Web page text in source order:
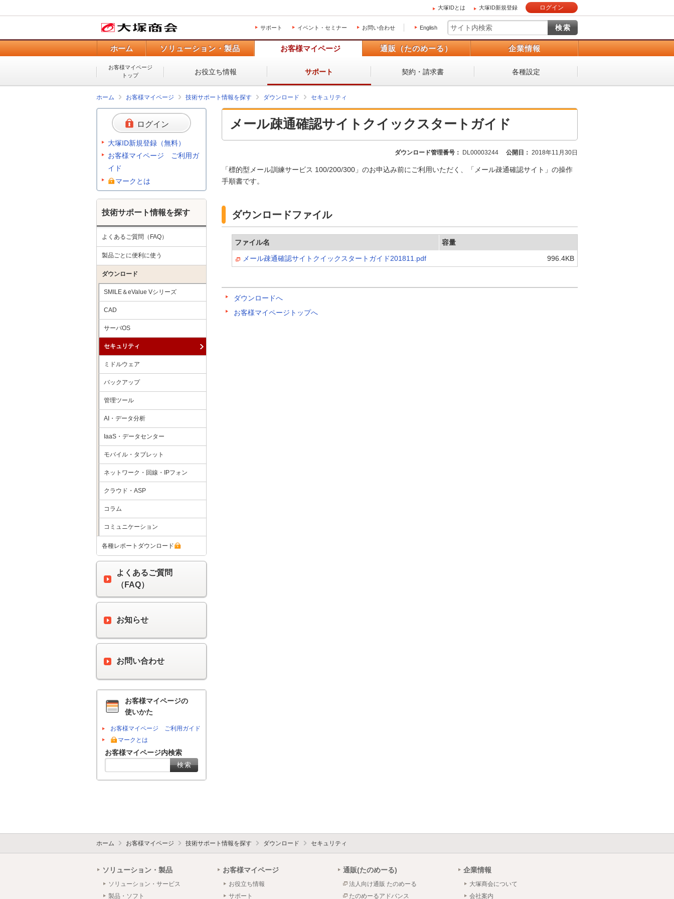
大塚IDとは 大塚ID新規登録 ログイン
サポート イベント・セミナー お問い合わせ English
ホーム ソリューション・製品 お客様マイページ 通販（たのめーる） 企業情報
お客様マイページ
トップ
お役立ち情報 サポート 契約・請求書 各種設定
ホーム お客様マイページ 技術サポート情報を探す ダウンロード セキュリティ
メール疎通確認サイトクイックスタートガイド
ダウンロード管理番号： DL00003244 公開日： 2018年11月30日
「標的型メール訓練サービス 100/200/300」のお申込み前にご利用いただく、「メール疎通確認サイト」の操作
手順書です。
ダウンロードファイル
ファイル名
容量
メール疎通確認サイトクイックスタートガイド201811.pdf
996.4KB
ダウンロードへ
お客様マイページトップへ
ログイン
大塚ID新規登録（無料）
お客様マイページ ご利用ガ
イド
マークとは
技術サポート情報を探す
よくあるご質問（FAQ）
製品ごとに便利に使う
ダウンロード
SMILE＆eValue Vシリーズ
CAD
サーバOS
セキュリティ
ミドルウェア
バックアップ
管理ツール
AI・データ分析
IaaS・データセンター
モバイル・タブレット
ネットワーク・回線・IPフォン
クラウド・ASP
コラム
コミュニケーション
各種レポートダウンロード
よくあるご質問
（FAQ）
お知らせ
お問い合わせ
お客様マイページの
使いかた
お客様マイページ ご利用ガイド
マークとは
お客様マイページ内検索
ホーム お客様マイページ 技術サポート情報を探す ダウンロード セキュリティ
ソリューション・製品
ソリューション・サービス
製品・ソフト
お客様マイページ
お役立ち情報
サポート
通販(たのめーる)
法人向け通販 たのめーる
たのめーるアドバンス
企業情報
大塚商会について
会社案内